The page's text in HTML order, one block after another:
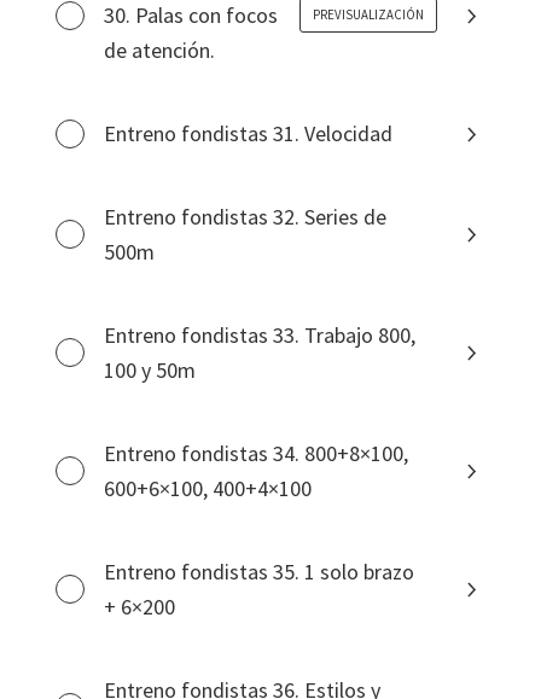
30. Palas con focos
de atención.
PREVISUALIZACIÓN
Entreno fondistas 31. Velocidad
Entreno fondistas 32. Series de
500m
Entreno fondistas 33. Trabajo 800,
100 y 50m
Entreno fondistas 34. 800+8×100,
600+6×100, 400+4×100
Entreno fondistas 35. 1 solo brazo
+ 6×200
Entreno fondistas 36. Estilos y